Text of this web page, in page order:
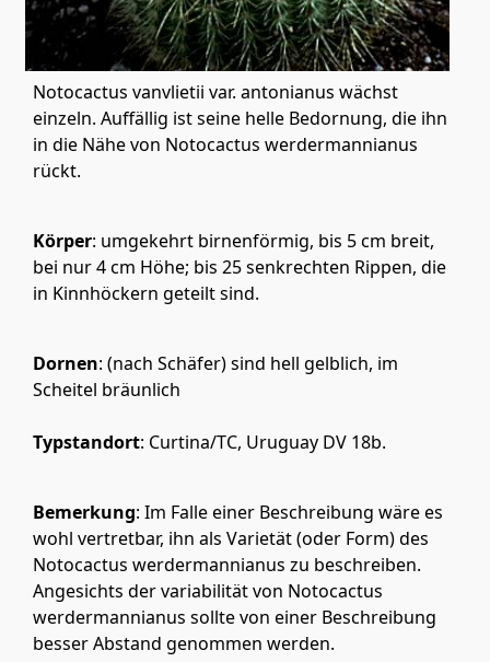
Notocactus vanvlietii var. antonianus wächst
einzeln. Auffällig ist seine helle Bedornung, die ihn
in die Nähe von Notocactus werdermannianus
rückt.
Körper: umgekehrt birnenförmig, bis 5 cm breit,
bei nur 4 cm Höhe; bis 25 senkrechten Rippen, die
in Kinnhöckern geteilt sind.
Dornen: (nach Schäfer) sind hell gelblich, im
Scheitel bräunlich
Typstandort: Curtina/TC, Uruguay DV 18b.
Bemerkung: Im Falle einer Beschreibung wäre es
wohl vertretbar, ihn als Varietät (oder Form) des
Notocactus werdermannianus zu beschreiben.
Angesichts der variabilität von Notocactus
werdermannianus sollte von einer Beschreibung
besser Abstand genommen werden.